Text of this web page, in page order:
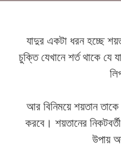
যাদুর একটা ধরন হচ্ছে
চুক্তি যেখানে শর্ত থাকে যে
আর বিনিময়ে শয়তান
করবে। শয়তানের
উপায়